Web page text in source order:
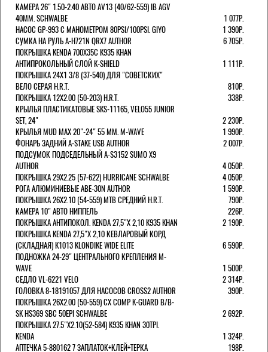
КАМЕРА 26" 1.50-2.40 АВТО AV13 (40/62-559) IB AGV
40MM. SCHWALBE
1 077Р.
НАСОС GP-993 С МАНОМЕТРОМ 80PSI/100PSI. GIYO
1 390Р.
СУМКА НА РУЛЬ A-H721N QRX7 AUTHOR
6 705Р.
ПОКРЫШКА KENDA 700Х35С K935 KHAN
АНТИПРОКОЛЬНЫЙ СЛОЙ K-SHIELD
1 111Р.
ПОКРЫШКА 24X1 3/8 (37-540) ДЛЯ "СОВЕТСКИХ"
ВЕЛО СЕРАЯ H.R.T.
810Р.
ПОКРЫШКА 12X2.00 (50-203) H.R.T.
338Р.
КРЫЛЬЯ ПЛАСТИКАТОВЫЕ SKS-11165, VELO55 JUNIOR
SET, 24"
2 230Р.
КРЫЛЬЯ MUD MAX 20"-24" 55 ММ. M-WAVE
1 990Р.
ФОНАРЬ ЗАДНИЙ A-STAKE USB AUTHOR
2 007Р.
ПОДСУМОК ПОДСЕДЕЛЬНЫЙ A-S3152 SUMO X9
AUTHOR
4 050Р.
ПОКРЫШКА 29X2.25 (57-622) HURRICANE SCHWALBE
4 050Р.
РОГА АЛЮМИНИЕВЫЕ ABE-30N AUTHOR
1 590Р.
ПОКРЫШКА 26X2.10 (54-559) MTB СРЕДНИЙ H.R.T.
790Р.
КАМЕРА 10" АВТО НИППЕЛЬ
226Р.
ПОКРЫШКА АНТИПОКОЛ. KENDA 27,5"Х 2,10 K935 KHAN
2 190Р.
ПОКРЫШКА KENDA 27,5"Х 2,10 КЕВЛАРОВЫЙ КОРД
(СКЛАДНАЯ) K1013 KLONDIKE WIDE ELITE
6 590Р.
ПОДНОЖКА 24-29" ЦЕНТРАЛЬНОГО КРЕПЛЕНИЯ M-
WAVE
1 500Р.
СЕДЛО VL-6221 VELO
2 314Р.
ГОЛОВКА 8-18191057 ДЛЯ НАСОСОВ CROSS2 AUTHOR
390Р.
ПОКРЫШКА 26X2.00 (50-559) CX COMP K-GUARD B/B-
SK HS369 SBC 50EPI SCHWALBE
2 692Р.
ПОКРЫШКА 27.5"Х2.10(52-584) K935 KHAN 30TPI.
KENDA
1 324Р.
АПТЕЧКА 5-880162 7 ЗАПЛАТОК+КЛЕЙ+ТЕРКА
198Р.